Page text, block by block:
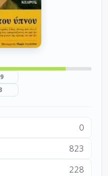
0
823
228